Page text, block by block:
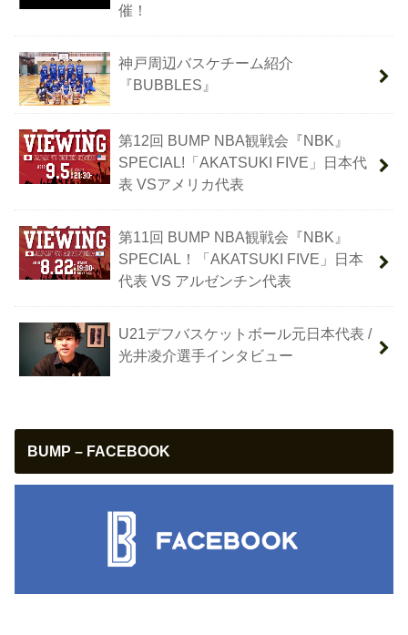
催！
神戸周辺バスケチーム紹介
『BUBBLES』
第12回 BUMP NBA観戦会『NBK』
SPECIAL!「AKATSUKI FIVE」日本代
表 VSアメリカ代表
第11回 BUMP NBA観戦会『NBK』
SPECIAL！「AKATSUKI FIVE」日本
代表 VS アルゼンチン代表
U21デフバスケットボール元日本代表 /
光井凌介選手インタビュー
BUMP – FACEBOOK